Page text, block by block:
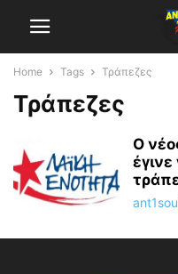
Home Tags Τράπεζες
Τράπεζες
Ο